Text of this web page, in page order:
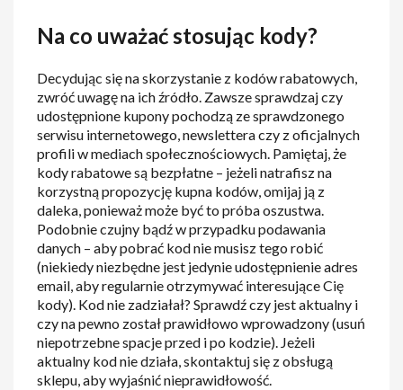
Na co uważać stosując kody?
Decydując się na skorzystanie z kodów rabatowych,
zwróć uwagę na ich źródło. Zawsze sprawdzaj czy
udostępnione kupony pochodzą ze sprawdzonego
serwisu internetowego, newslettera czy z oficjalnych
profili w mediach społecznościowych. Pamiętaj, że
kody rabatowe są bezpłatne – jeżeli natrafisz na
korzystną propozycję kupna kodów, omijaj ją z
daleka, ponieważ może być to próba oszustwa.
Podobnie czujny bądź w przypadku podawania
danych – aby pobrać kod nie musisz tego robić
(niekiedy niezbędne jest jedynie udostępnienie adres
email, aby regularnie otrzymywać interesujące Cię
kody). Kod nie zadziałał? Sprawdź czy jest aktualny i
czy na pewno został prawidłowo wprowadzony (usuń
niepotrzebne spacje przed i po kodzie). Jeżeli
aktualny kod nie działa, skontaktuj się z obsługą
sklepu, aby wyjaśnić nieprawidłowość.